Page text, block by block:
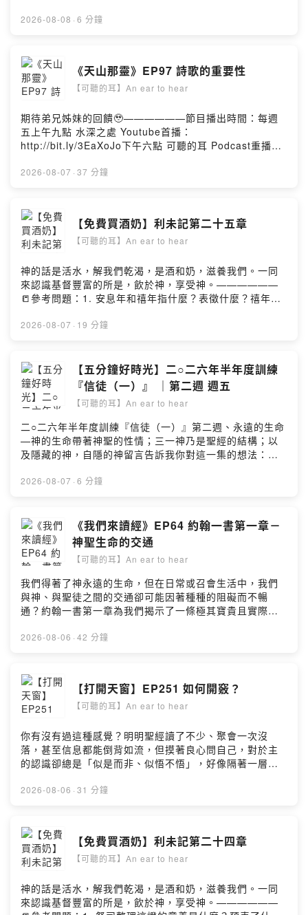
d8/comments水深之處陪你『療』『聊』
2026-08-08 · 6 分鐘
《天山那靈》EP97 詩歌的重要性
【可聽的耳】An ear to hear
期待弟兄姊妹的回饋🥹——————節目播出時間：每週
五上午九點 水深之處 Youtube首播：
http://bit.ly/3EaXoJo下午六點 可聽的耳 Podcast重播留
https://open.firstory.me/user/ckg8ru8t3iezl0875i4ivpb
2026-08-07 · 37 分鐘
【免費買酒奶】利未記第二十五章
【可聽的耳】An ear to hear
神的話是活水，解我們乾渴，是酒和奶，滋養我們。一同
來認識基督豐富的所是，飲於神，享受神。——————
📒參考問題：1. 安息年和禧年指什麼？表徵什麼？禧年的
贖回房屋的規條上，啟示我們該如何對待我們的召會生
行－追求並長進 — 07 神保守的能力——————節目播
出時間：每週一至週五留言告訴我你對這一集的想法：
https://open.firstory.me/user/ckg8ru8t3iezl0875i4ivpb
d8/comments小額贊助支持本節目：
https://open.firstory.me/join/luke54
2026-08-07 · 19 分鐘
【五分鐘好時光】二○二六年半年度訓練
『信徒（一）』 ｜第二週 週五
【可聽的耳】An ear to hear
二○二六年半年度訓練『信徒（一）』第二週、永遠的生命
—神的生命帶著神聖的性情；三一神乃是聖經的結構；以
及隱藏的神，自隱的神留言告訴我你對這一集的想法：
d8/comments水深之處陪你『療』『聊』
2026-08-07 · 6 分鐘
《我們來讀經》EP64 約翰一書第一章－
神聖生命的交通
【可聽的耳】An ear to hear
我們得著了神永遠的生命，但在日常或召會生活中，我們
與神、與聖徒之間的交通卻可能因著種種的阻礙而不暢
通？約翰一書第一章為我們揭示了一條極其寶貴且實際的
過」那起初原有的生命之話，看見主耶穌如何將神聖的生
我們便認識自己真實的情形。留言告訴我你對這一集的想
法：
https://open.firstory.me/user/ckg8ru8t3iezl0875i4ivpb
2026-08-06 · 42 分鐘
【打開天窗】EP251 如何開竅？
【可聽的耳】An ear to hear
你有沒有過這種感覺？明明聖經讀了不少、聚會一次沒
落，甚至信息都能倒背如流，但摸著良心問自己，對於主
的認識卻總是「似是而非、似悟不悟」，好像隔著一層
寶！導讀《神的運行與膏油的塗抹》書中極其寶貴的一篇
d8/comments水深之處陪你『療』『聊』
2026-08-06 · 31 分鐘
【免費買酒奶】利未記第二十四章
【可聽的耳】An ear to hear
神的話是活水，解我們乾渴，是酒和奶，滋養我們。一同
來認識基督豐富的所是，飲於神，享受神。——————